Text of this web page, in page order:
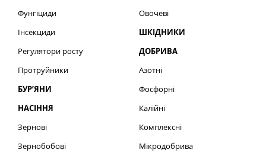
Фунгіциди
Інсекциди
Регулятори росту
Протруйники
БУР’ЯНИ
НАСІННЯ
Зернові
Зернобобові
Овочеві
ШКІДНИКИ
ДОБРИВА
Азотні
Фосфорні
Калійні
Комплексні
Мікродобрива